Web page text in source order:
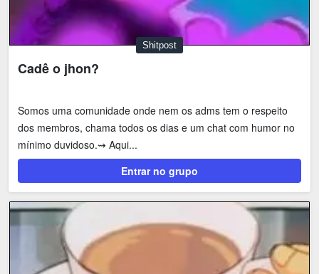
Shitpost
Cadê o jhon?
Somos uma comunidade onde nem os adms tem o respeito
dos membros, chama todos os dias e um chat com humor no
mínimo duvidoso.⇝ Aqui...
Entrar no grupo